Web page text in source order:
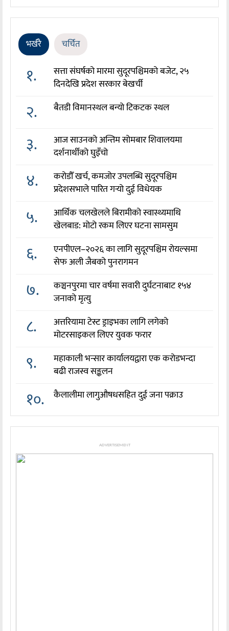
भर्खरै चर्चित
१.
सत्ता संघर्षको मारमा सुदूरपश्चिमको बजेट, २५
दिनदेखि प्रदेश सरकार बेखर्ची
२. बैतडी विमानस्थल बन्यो टिकटक स्थल
३.
आज साउनको अन्तिम सोमबार शिवालयमा
दर्शनार्थीको घुइँचो
४.
करोडौँ खर्च, कमजोर उपलब्धि सुदूरपश्चिम
प्रदेशसभाले पारित गर्‍यो दुई विधेयक
५.
आर्थिक चलखेलले बिरामीको स्वास्थ्यमाथि
खेलबाड: मोटो रकम लिएर घटना सामसुम
६.
एनपीएल–२०२६ का लागि सुदूरपश्चिम रोयल्समा
सेफ अली जैबको पुनरागमन
७.
कञ्चनपुरमा चार वर्षमा सवारी दुर्घटनाबाट १५४
जनाको मृत्यु
८.
अत्तरियामा टेस्ट ड्राइभका लागि लगेको
मोटरसाइकल लिएर युवक फरार
९.
महाकाली भन्सार कार्यालयद्वारा एक करोडभन्दा
बढी राजस्व सङ्कलन
१०. कैलालीमा लागुऔषधसहित दुई जना पक्राउ
ADVERTISEMENT